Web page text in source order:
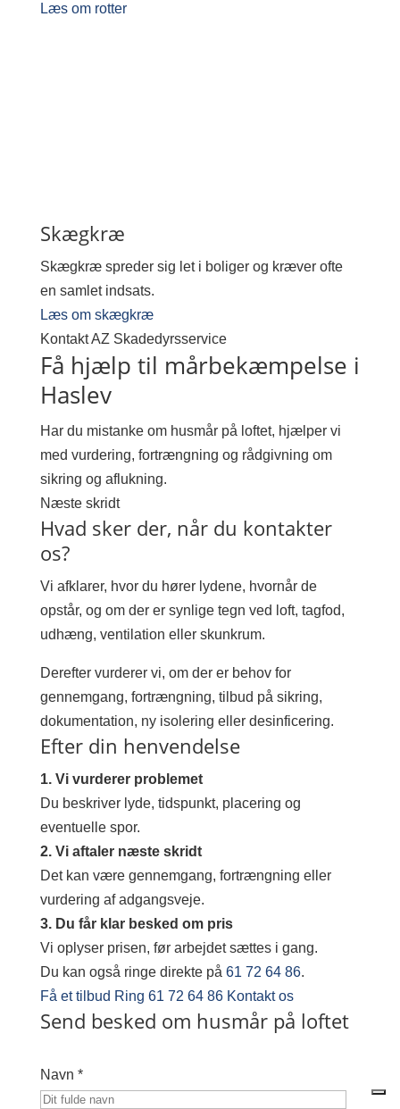
Læs om rotter
Skægkræ
Skægkræ spreder sig let i boliger og kræver ofte
en samlet indsats.
Læs om skægkræ
Kontakt AZ Skadedyrsservice
Få hjælp til mårbekæmpelse i
Haslev
Har du mistanke om husmår på loftet, hjælper vi
med vurdering, fortrængning og rådgivning om
sikring og aflukning.
Næste skridt
Hvad sker der, når du kontakter
os?
Vi afklarer, hvor du hører lydene, hvornår de
opstår, og om der er synlige tegn ved loft, tagfod,
udhæng, ventilation eller skunkrum.
Derefter vurderer vi, om der er behov for
gennemgang, fortrængning, tilbud på sikring,
dokumentation, ny isolering eller desinficering.
Efter din henvendelse
1. Vi vurderer problemet
Du beskriver lyde, tidspunkt, placering og
eventuelle spor.
2. Vi aftaler næste skridt
Det kan være gennemgang, fortrængning eller
vurdering af adgangsveje.
3. Du får klar besked om pris
Vi oplyser prisen, før arbejdet sættes i gang.
Du kan også ringe direkte på 61 72 64 86.
Få et tilbud Ring 61 72 64 86 Kontakt os
Send besked om husmår på loftet
Navn *